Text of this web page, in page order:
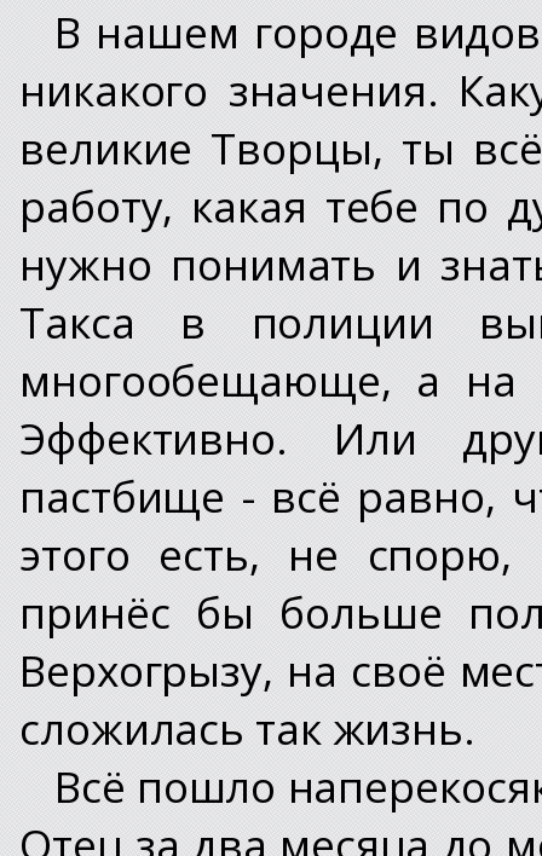
В нашем городе
никакого значения.
великие Творцы, ты
работу, какая тебе по
нужно понимать и
Такса в полиции
многообещающе, а на
Эффективно. Или
пастбище - всё равно,
этого есть, не
принёс бы больше
Верхогрызу, на своё
сложилась так жизнь.
Всё пошло
Отец за два месяца до